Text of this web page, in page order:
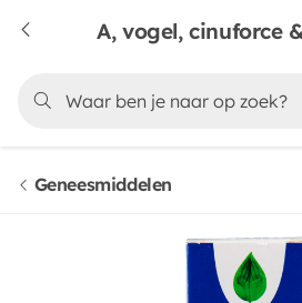
A, vogel, cinuforce
Geneesmiddelen